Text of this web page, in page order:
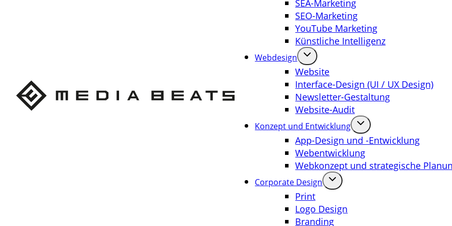
SEA-Marketing
SEO-Marketing
YouTube Marketing
Künstliche Intelligenz
Webdesign
Website
Interface-Design (UI / UX Design)
Newsletter-Gestaltung
Website-Audit
Konzept und Entwicklung
App-Design und -Entwicklung
Webentwicklung
Webkonzept und strategische
Corporate Design
Print
Logo Design
Branding